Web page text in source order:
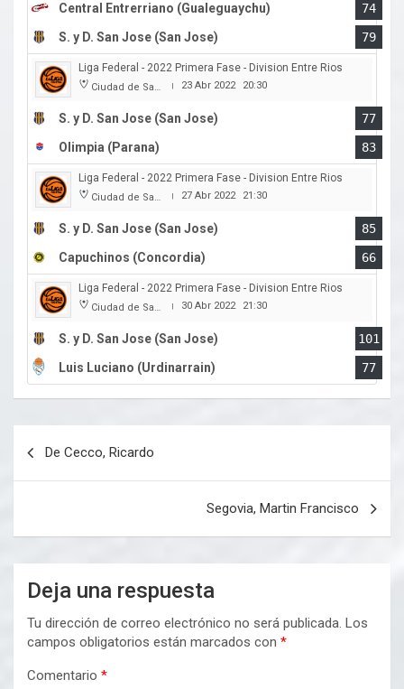
Central Entrerriano (Gualeguaychu)
74
S. y D. San Jose (San Jose)
79
Liga Federal - 2022 Primera Fase - Division Entre Rios
Ciudad de San Jose | 23 Abr 2022 20:30
S. y D. San Jose (San Jose)
77
Olimpia (Parana)
83
Liga Federal - 2022 Primera Fase - Division Entre Rios
Ciudad de San Jose | 27 Abr 2022 21:30
S. y D. San Jose (San Jose)
85
Capuchinos (Concordia)
66
Liga Federal - 2022 Primera Fase - Division Entre Rios
Ciudad de San Jose | 30 Abr 2022 21:30
S. y D. San Jose (San Jose)
101
Luis Luciano (Urdinarrain)
77
De Cecco, Ricardo
Segovia, Martin Francisco
Deja una respuesta
Tu dirección de correo electrónico no será publicada. Los
campos obligatorios están marcados con *
Comentario *